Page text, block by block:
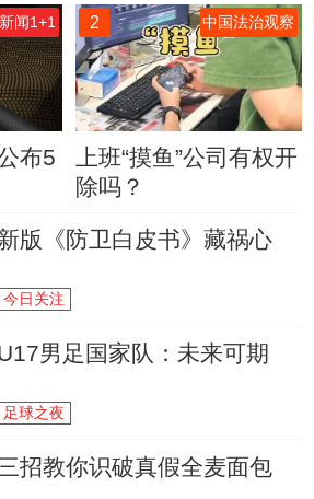
新闻1+1
布5
2 中国法治观察
上班“摸鱼”公司有权开
除吗？
版《防卫白皮书》藏祸心
今日关注
男足国家队：未来可期
足球之夜
招教你识破真假全麦面包